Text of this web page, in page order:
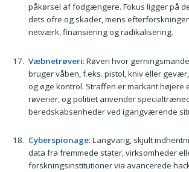
påkørsel af fodgængere. Fokus ligger på
dets ofre og skader, mens
netværk, finansiering og radikalisering.
Væbnetrøveri: Røveri hvor
bruger våben, f.eks. pistol, kniv eller
og øge kontrol. Straffen er markant
røverier, og politiet anvender
beredskabsenheder ved igangværende
Cyberspionage: Langvarig, skjult
data fra fremmede stater, virksomheder
forskningsinstitutioner via avancerede